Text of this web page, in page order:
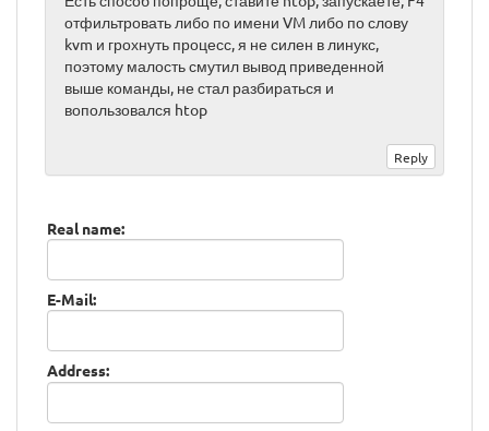
отфильтровать либо по имени VM либо по слову
kvm и грохнуть процесс, я не силен в линукс,
поэтому малость смутил вывод приведенной
выше команды, не стал разбираться и
вопользовался htop
Real name:
E-Mail:
Address: